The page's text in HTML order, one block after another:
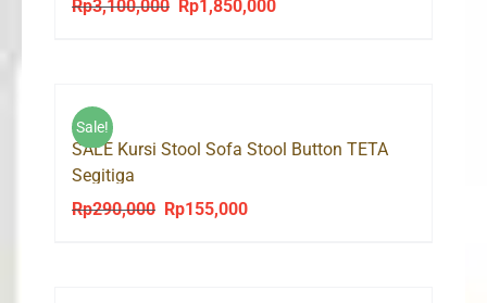
Rp3,100,000
Original
Rp1,850,000Current
Sale!
SALE Kursi Stool Sofa Stool Button TETA
Segitiga
Rp290,000
Original
Rp155,000Current